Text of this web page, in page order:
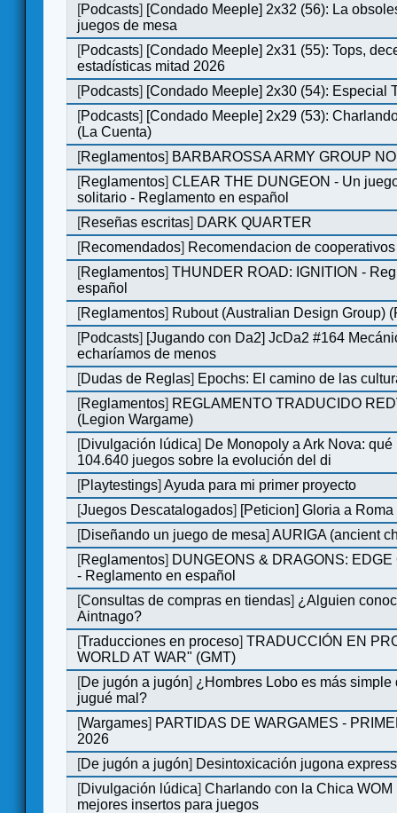
[Podcasts] [Condado Meeple] 2x32 (56): La
juegos de mesa
[Podcasts] [Condado Meeple] 2x31 (55): Tops,
estadísticas mitad 2026
[Podcasts] [Condado Meeple] 2x30 (54): Especial
[Podcasts] [Condado Meeple] 2x29 (53):
(La Cuenta)
[Reglamentos] BARBAROSSA ARMY GROUP
[Reglamentos]CLEAR THE DUNGEON - Un
solitario - Reglamento en español
[Reseñas escritas] DARK QUARTER
[Recomendados] Recomendacion de
[Reglamentos]THUNDER ROAD: IGNITION -
español
[Reglamentos] Rubout (Australian Design Group)
[Podcasts] [Jugando con Da2] JcDa2 #164
echaríamos de menos
[Dudas de Reglas] Epochs: El camino de las
[Reglamentos] REGLAMENTO TRADUCIDO
(Legion Wargame)
[Divulgación lúdica] De Monopoly a Ark Nova:
104.640 juegos sobre la evolución del di
[Playtestings]Ayuda para mi primer proyecto
[Juegos Descatalogados] [Peticion] Gloria a Roma
[Diseñando un juego de mesa]AURIGA (ancient
[Reglamentos] DUNGEONS & DRAGONS:
- Reglamento en español
[Consultas de compras en tiendas] ¿Alguien
Aintnago?
[Traducciones en proceso]TRADUCCIÓN EN
WORLD AT WAR" (GMT)
[De jugón a jugón] ¿Hombres Lobo es más simple
jugué mal?
[Wargames] PARTIDAS DE WARGAMES -
2026
[De jugón a jugón] Desintoxicación jugona express
[Divulgación lúdica]Charlando con la Chica WOM
mejores insertos para juegos